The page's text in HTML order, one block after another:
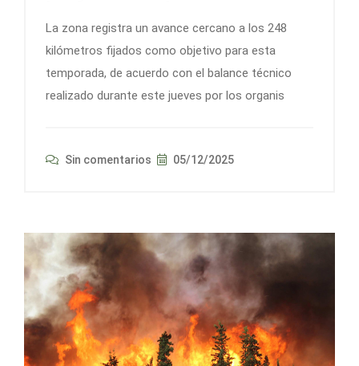
La zona registra un avance cercano a los 248
kilómetros fijados como objetivo para esta
temporada, de acuerdo con el balance técnico
realizado durante este jueves por los organis
Sin comentarios 05/12/2025